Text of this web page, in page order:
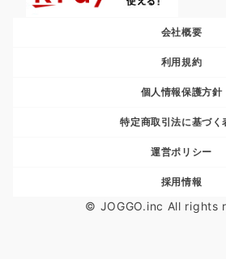
会社概要
利用規約
個人情報保護方針
特定商取引法に基づく
運営ポリシー
採用情報
© JOGGO.inc All rights